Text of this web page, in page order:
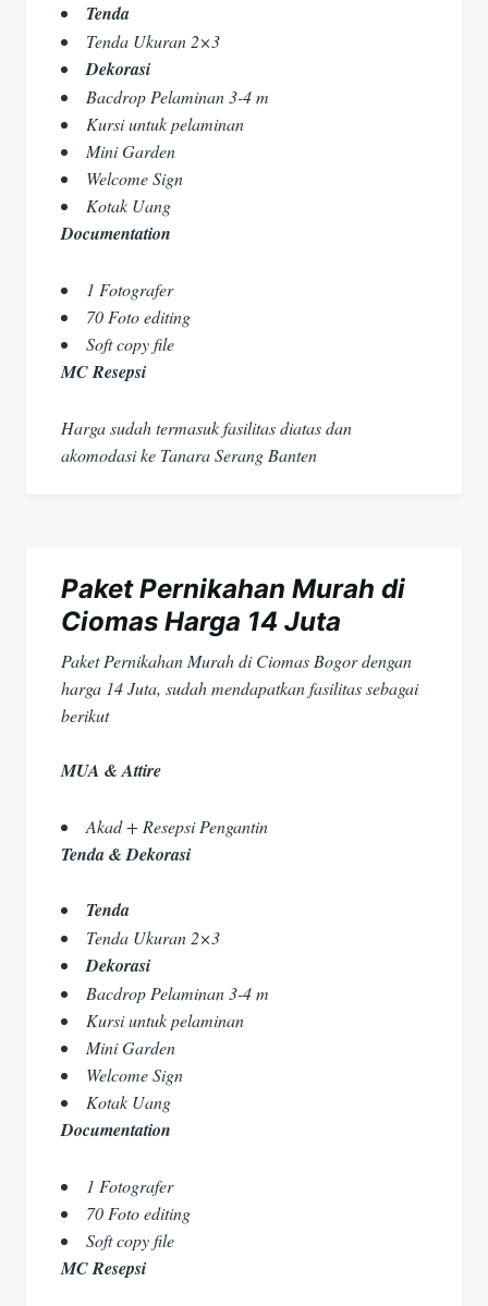
Tenda
Tenda Ukuran 2×3
Dekorasi
Bacdrop Pelaminan 3-4 m
Kursi untuk pelaminan
Mini Garden
Welcome Sign
Kotak Uang
Documentation
1 Fotografer
70 Foto editing
Soft copy file
MC Resepsi
Harga sudah termasuk fasilitas diatas dan
akomodasi ke Tanara Serang Banten
Paket Pernikahan Murah di
Ciomas Harga 14 Juta
Paket Pernikahan Murah di Ciomas Bogor dengan
harga 14 Juta, sudah mendapatkan fasilitas sebagai
berikut
MUA & Attire
Akad + Resepsi Pengantin
Tenda & Dekorasi
Tenda
Tenda Ukuran 2×3
Dekorasi
Bacdrop Pelaminan 3-4 m
Kursi untuk pelaminan
Mini Garden
Welcome Sign
Kotak Uang
Documentation
1 Fotografer
70 Foto editing
Soft copy file
MC Resepsi